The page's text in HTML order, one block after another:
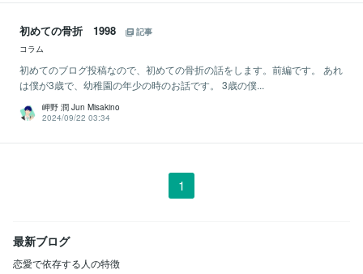
初めての骨折 1998
記事
コラム
初めてのブログ投稿なので、初めての骨折の話をします。前編です。 あれ
は僕が3歳で、幼稚園の年少の時のお話です。 3歳の僕...
岬野 潤 Jun Misakino
2024/09/22 03:34
1
最新ブログ
恋愛で依存する人の特徴